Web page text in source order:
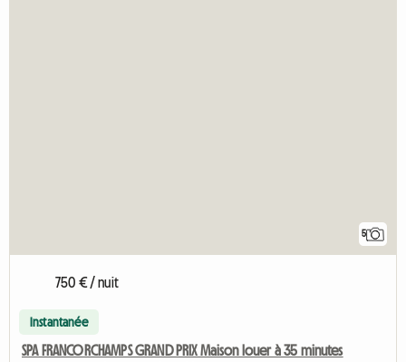
5
750 € / nuit
Instantanée
SPA FRANCORCHAMPS GRAND PRIX Maison louer à 35 minutes